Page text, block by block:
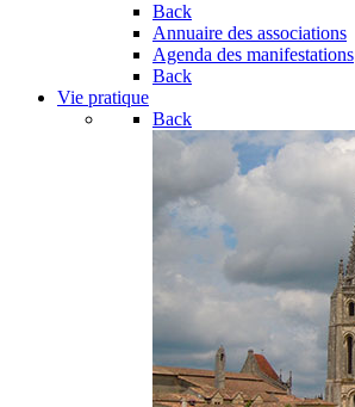
Back
Annuaire des associations
Agenda des manifestations
Back
Vie pratique
Back